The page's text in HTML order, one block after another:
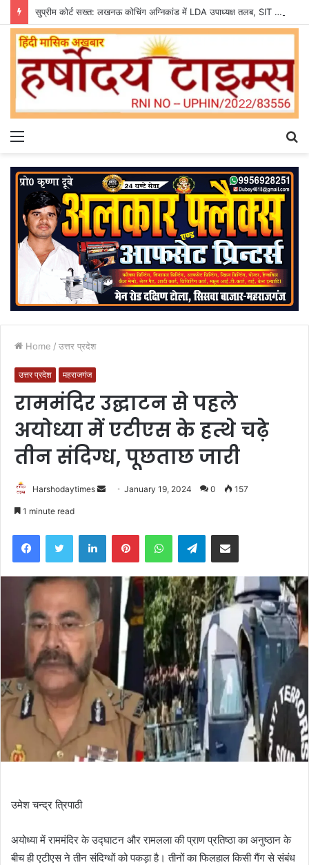
सुप्रीम कोर्ट सख्त: लखनऊ कोचिंग अग्निकांड में LDA उपाध्यक्ष तलब, SIT से मांगी सीलबंद रिपोर्ट
Menu
Home / उत्तर प्रदेश
उत्तर प्रदेश महराजगंज
राममंदिर उद्घाटन से पहले
अयोध्या में एटीएस के हत्थे चढ़े
तीन संदिग्ध, पूछताछ जारी
Harshodaytimes
SendJanuary 19, 2024 0 157
1 minute read
FacebookTwitter LinkedInPinterestWhatsAppTelegramShare via Email
उमेश चन्द्र त्रिपाठी
अयोध्या में राममंदिर के उद्घाटन और रामलला की प्राण प्रतिष्ठा का अनुष्ठान के
बीच ही एटीएस ने तीन संदिग्धों को पकड़ा है। तीनों का फिलहाल किसी गैंग से संबंध